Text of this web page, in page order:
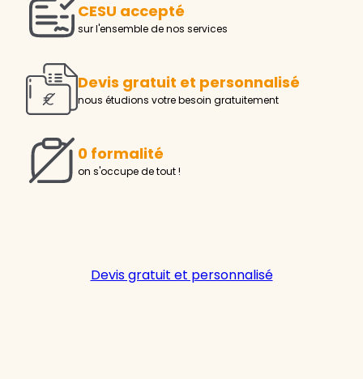
CESU accepté
sur l'ensemble de nos services
Devis gratuit et personnalisé
nous étudions votre besoin gratuitement
0 formalité
on s'occupe de tout !
Devis gratuit et personnalisé